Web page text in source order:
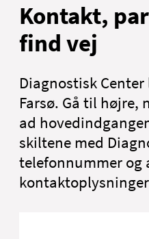
Kontakt,
find vej
Diagnostisk
Farsø. Gå til højre,
ad
skiltene med
telefonnummer og